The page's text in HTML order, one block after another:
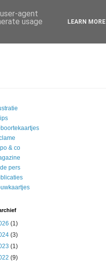
& co
pers
(1)
(3)
(1)
(9)
agent
usage
LEARN MORE